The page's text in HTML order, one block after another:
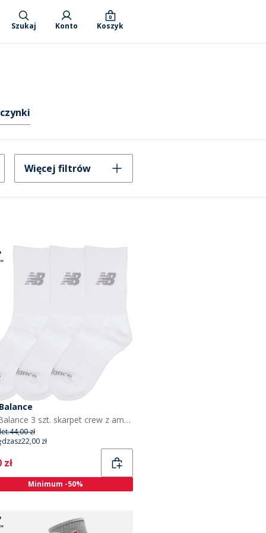
Szukaj Konto Koszyk
0
Więcej filtrów
New Balance 3 szt. skarpet crew z amortyzacją dla niego kolor biały
44,00 zł
22,00 zł
zł
Minimum -50%